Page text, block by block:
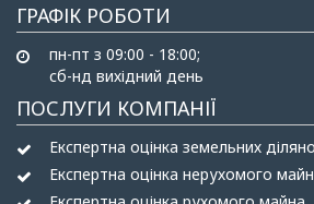
ГРАФІК РОБОТИ
пн-пт з 09:00 - 18:00;
сб-нд вихідний день
ПОСЛУГИ КОМПАНІЇ
Експертна оцінка земельних
Експертна оцінка нерухомого